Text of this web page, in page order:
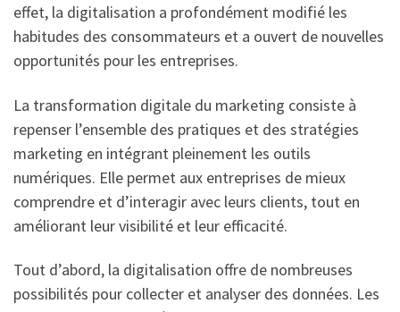
effet, la digitalisation a profondément modifié les
habitudes des consommateurs et a ouvert de nouvelles
opportunités pour les entreprises.
La transformation digitale du marketing consiste à
repenser l’ensemble des pratiques et des stratégies
marketing en intégrant pleinement les outils
numériques. Elle permet aux entreprises de mieux
comprendre et d’interagir avec leurs clients, tout en
améliorant leur visibilité et leur efficacité.
Tout d’abord, la digitalisation offre de nombreuses
possibilités pour collecter et analyser des données. Les